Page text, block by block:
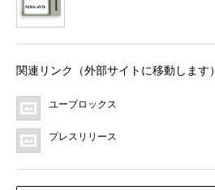
関連リンク（外部サイトに移動します）
ユーブロックス
プレスリリース